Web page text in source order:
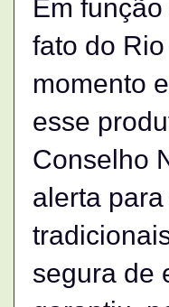
Em
fato do
momento
esse
Conselho
alerta
segura de